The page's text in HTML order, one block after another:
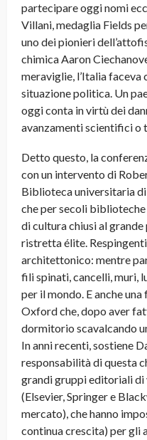
partecipare oggi nomi
Villani, medaglia Fields
uno dei pionieri
chimica Aaron
meraviglie, l’Italia faceva
situazione politica. Un
oggi conta in virtù dei
avanzamenti scientifici o
Detto questo, la
con un intervento di
Biblioteca universitaria
che per secoli
di cultura chiusi al
ristretta élite.
architettonico: mentre
fili spinati, cancelli, muri,
per il mondo. E anche
Oxford che, dopo aver
dormitorio scavalcando
In anni recenti, sostiene
responsabilità di questa
grandi gruppi editoriali
(Elsevier, Springer e
mercato), che hanno
continua crescita) per gli